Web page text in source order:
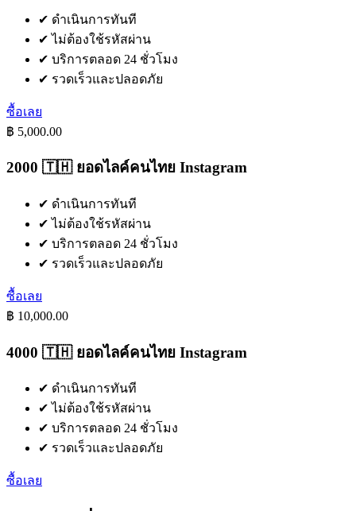
✔ ดำเนินการทันที
✔ ไม่ต้องใช้รหัสผ่าน
✔ บริการตลอด 24 ชั่วโมง
✔ รวดเร็วและปลอดภัย
ซื้อเลย
฿ 5,000.00
2000 🇹🇭 ยอดไลค์คนไทย Instagram
✔ ดำเนินการทันที
✔ ไม่ต้องใช้รหัสผ่าน
✔ บริการตลอด 24 ชั่วโมง
✔ รวดเร็วและปลอดภัย
ซื้อเลย
฿ 10,000.00
4000 🇹🇭 ยอดไลค์คนไทย Instagram
✔ ดำเนินการทันที
✔ ไม่ต้องใช้รหัสผ่าน
✔ บริการตลอด 24 ชั่วโมง
✔ รวดเร็วและปลอดภัย
ซื้อเลย